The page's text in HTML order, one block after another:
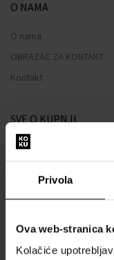
Privola
Ova web-stranica
Kolačiće
O NAMA
O nama
OBRAZAC ZA KONTAKT
Kontakt
SVE O KUPNJI
Sustav vjernosti
Način dostave
Kada ću dobiti naručenu